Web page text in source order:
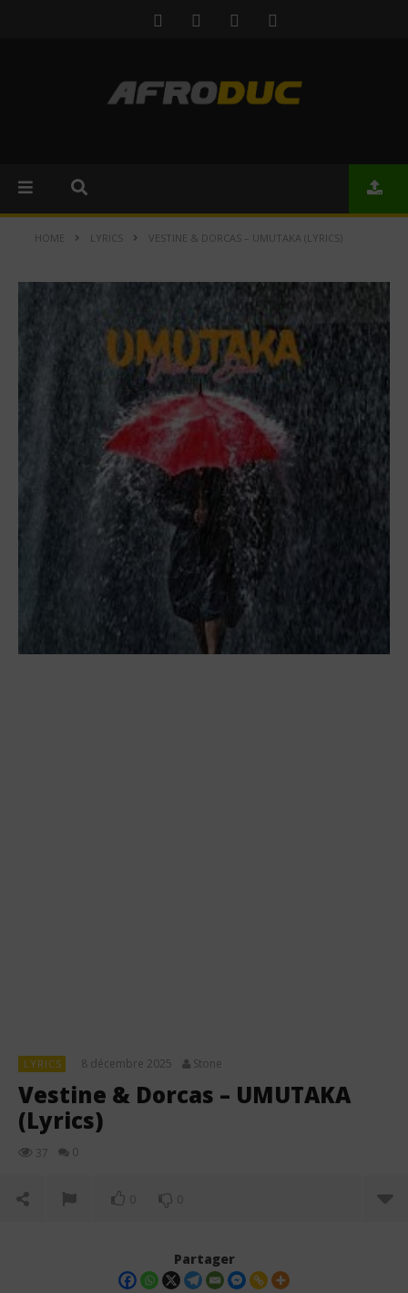
HOME LYRICS VESTINE & DORCAS – UMUTAKA (LYRICS)
LYRICS 8 décembre 2025 Stone
Vestine & Dorcas – UMUTAKA
(Lyrics)
37 0
0 0
Partager